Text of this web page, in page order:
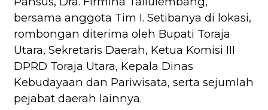
bersama anggota Tim I. Setibanya di lokasi,
rombongan diterima oleh Bupati Toraja
Utara, Sekretaris Daerah, Ketua Komisi III
DPRD Toraja Utara, Kepala Dinas
Kebudayaan dan Pariwisata, serta sejumlah
pejabat daerah lainnya.